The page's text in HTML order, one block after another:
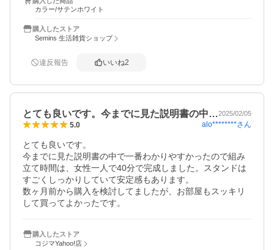
カラー/サテンホワイト
購入したストア
Semins 生活雑貨ショップ
違反報告 いいね2
とても良いです。今までに見た説明書の中…2025/02/05
5.0 alo********さん
とても良いです。
今までに見た説明書の中で一番わかりやすかったので組み
立て時間は、女性一人で40分で完成しました。スタンドは
すごくしっかりしていて安定感もあります。
数ヶ月前から購入を検討してましたが、お部屋もスッキリ
購入したストア
コジマYahoo!店